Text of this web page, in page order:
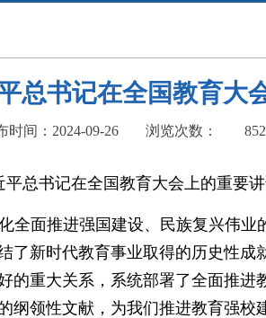
总书记在全国教育大
时间：2024-09-26 浏览次数： 852
总书记在全国教育大会上的重要
全面推进强国建设、民族复兴伟
了新时代教育事业取得的历史性
重大关系，系统部署了全面推
领性文献，为我们推进教育强校